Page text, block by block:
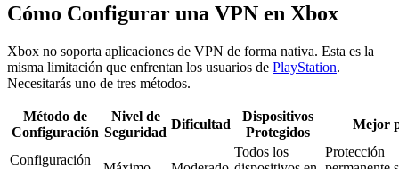
Cómo Configurar una VPN en Xbox
Xbox no soporta aplicaciones de VPN de forma nativa. Esta es la
misma limitación que enfrentan los usuarios de PlayStation.
Necesitarás uno de tres métodos.
Método de
Configuración
Nivel de
Seguridad
Dificultad
Dispositivos
Protegidos
Mejor
Configuración
Todos los
Protección